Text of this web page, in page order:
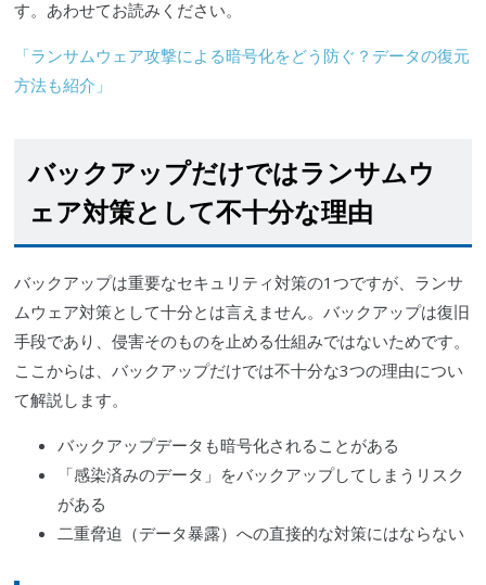
す。あわせてお読みください。
「ランサムウェア攻撃による暗号化をどう防ぐ？データの復元
方法も紹介」
バックアップだけではランサムウ
ェア対策として不十分な理由
バックアップは重要なセキュリティ対策の1つですが、ランサ
ムウェア対策として十分とは言えません。バックアップは復旧
手段であり、侵害そのものを止める仕組みではないためです。
ここからは、バックアップだけでは不十分な3つの理由につい
て解説します。
バックアップデータも暗号化されることがある
「感染済みのデータ」をバックアップしてしまうリスク
がある
二重脅迫（データ暴露）への直接的な対策にはならない